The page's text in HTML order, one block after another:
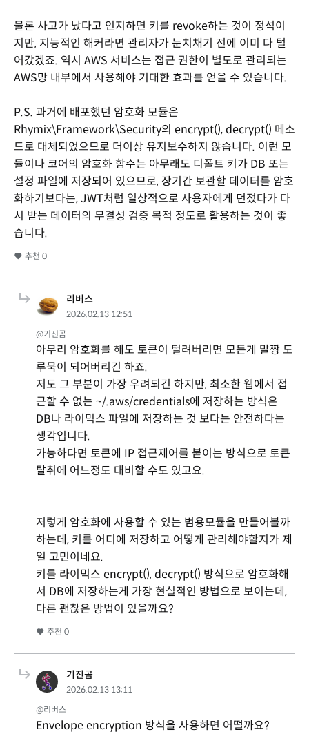
물론 사고가 났다고 인지하면 키를 revoke하는 것이 정석이
지만, 지능적인 해커라면 관리자가 눈치채기 전에 이미 다 털
어갔겠죠. 역시 AWS 서비스는 접근 권한이 별도로 관리되는
AWS망 내부에서 사용해야 기대한 효과를 얻을 수 있습니다.
P.S. 과거에 배포했던 암호화 모듈은
Rhymix\Framework\Security의 encrypt(), decrypt() 메소
드로 대체되었으므로 더이상 유지보수하지 않습니다. 이런 모
듈이나 코어의 암호화 함수는 아무래도 디폴트 키가 DB 또는
설정 파일에 저장되어 있으므로, 장기간 보관할 데이터를 암호
화하기보다는, JWT처럼 일상적으로 사용자에게 던졌다가 다
시 받는 데이터의 무결성 검증 목적 정도로 활용하는 것이 좋
습니다.
추천 0
리버스
2026.02.13 12:51
@기진곰
아무리 암호화를 해도 토큰이 털려버리면 모든게 말짱 도
루묵이 되어버리긴 하죠.
저도 그 부분이 가장 우려되긴 하지만, 최소한 웹에서 접
근할 수 없는 ~/.aws/credentials에 저장하는 방식은
DB나 라이믹스 파일에 저장하는 것 보다는 안전하다는
생각입니다.
가능하다면 토큰에 IP 접근제어를 붙이는 방식으로 토큰
탈취에 어느정도 대비할 수도 있고요.
저렇게 암호화에 사용할 수 있는 범용모듈을 만들어볼까
하는데, 키를 어디에 저장하고 어떻게 관리해야할지가 제
일 고민이네요.
키를 라이믹스 encrypt(), decrypt() 방식으로 암호화해
서 DB에 저장하는게 가장 현실적인 방법으로 보이는데,
다른 괜찮은 방법이 있을까요?
추천 0
기진곰
2026.02.13 13:11
@리버스
Envelope encryption 방식을 사용하면 어떨까요?